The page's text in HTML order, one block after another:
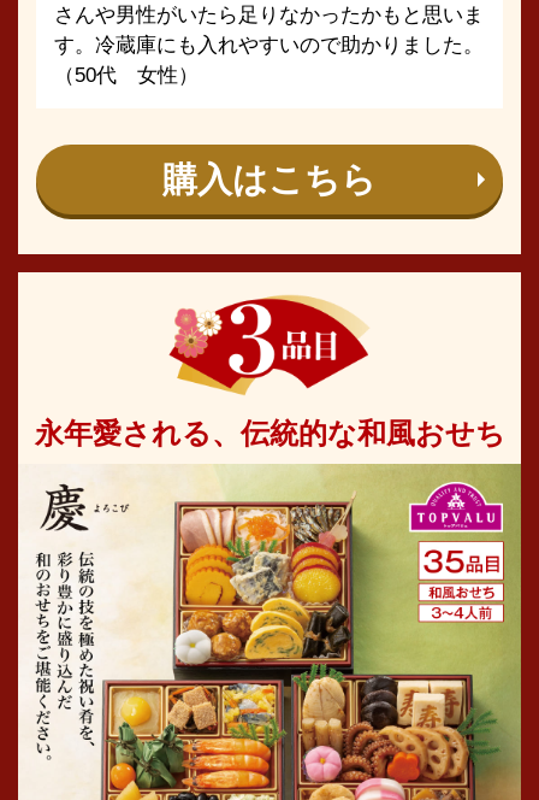
さんや男性がいたら足りなかったかもと思いま
す。冷蔵庫にも入れやすいので助かりました。
（50代 女性）
購入はこちら
永年愛される、伝統的な和風おせち